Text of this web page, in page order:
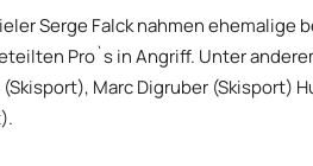
Serge Falck nahmen ehemalige
Pro`s in Angriff. Unter
Marc Digruber (Skisport)